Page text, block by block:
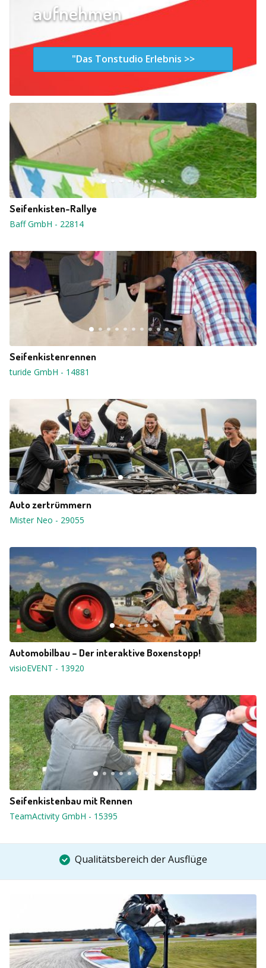
aufnehmen
"Das Tonstudio Erlebnis >>
Seifenkisten-Rallye
Baff GmbH - 22814
Seifenkistenrennen
turide GmbH - 14881
Auto zertrümmern
Mister Neo - 29055
Automobilbau – Der interaktive Boxenstopp!
visioEVENT - 13920
Seifenkistenbau mit Rennen
TeamActivity GmbH - 15395
Qualitätsbereich der Ausflüge